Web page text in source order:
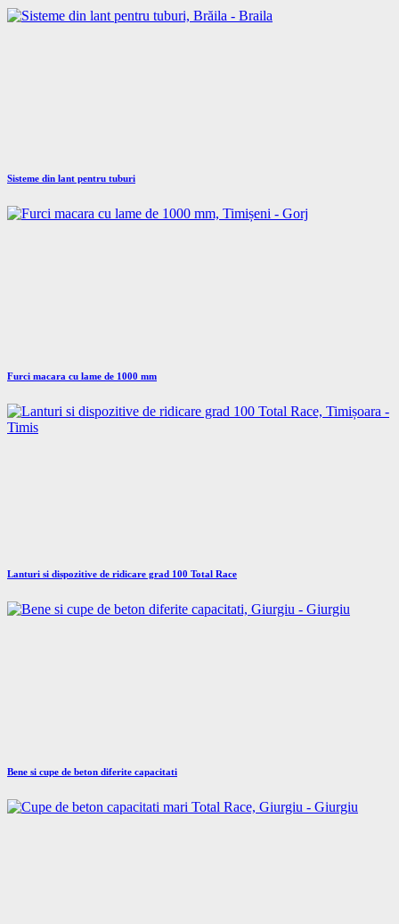
Sisteme din lant pentru tuburi
Furci macara cu lame de 1000 mm
Lanturi si dispozitive de ridicare grad 100 Total Race
Bene si cupe de beton diferite capacitati